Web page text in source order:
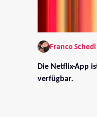
Franco Schedl
Die Netflix-App
verfügbar.